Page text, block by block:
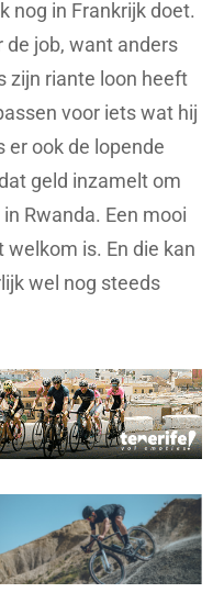
nog in Frankrijk doet.
de job, want anders
zijn riante loon heeft
voor iets wat hij
er ook de lopende
geld inzamelt om
Rwanda. Een mooi
is. En die kan
wel nog steeds